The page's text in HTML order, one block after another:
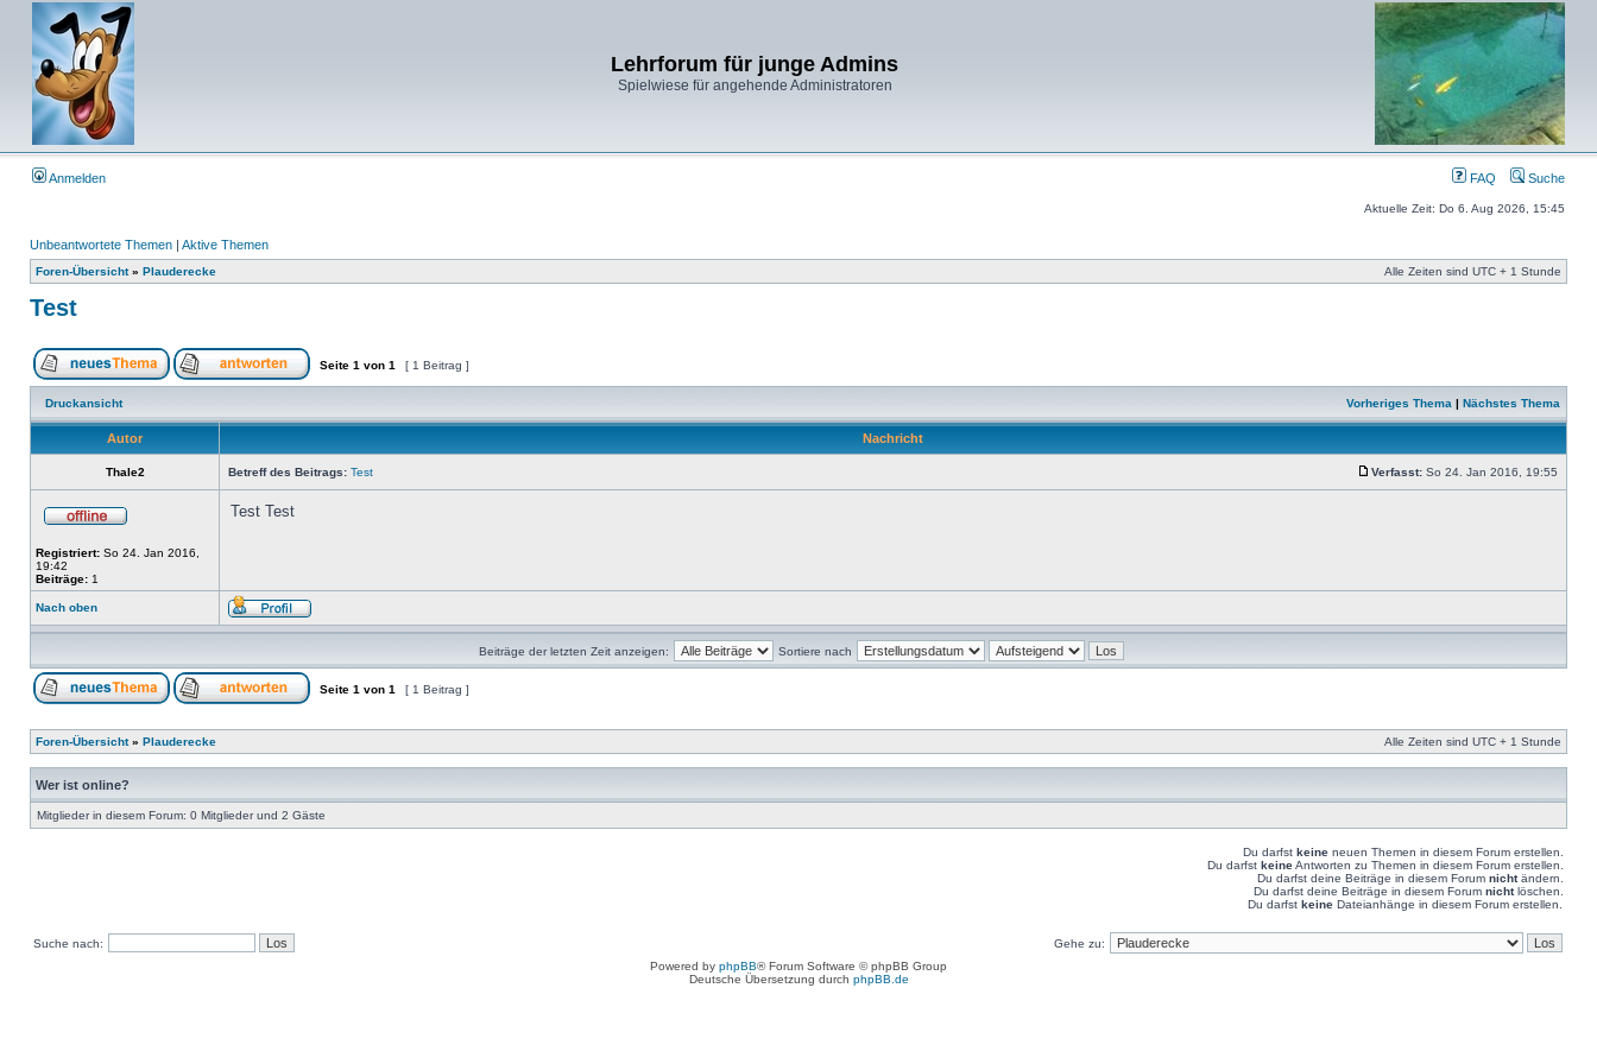
Lehrforum für junge Admins
Spielwiese für angehende Administratoren
Anmelden FAQ Suche
Aktuelle Zeit: Do 6. Aug 2026, 15:45
Unbeantwortete Themen | Aktive Themen
Foren-Übersicht» Plauderecke Alle Zeiten sind UTC + 1 Stunde
Test
Seite 1 von 1 [ 1 Beitrag ]
Druckansicht Vorheriges Thema | Nächstes Thema
Autor Nachricht
Thale2 Betreff des Beitrags: Test Verfasst: So 24. Jan 2016, 19:55
Registriert: So 24. Jan 2016,
19:42
Beiträge: 1
Test Test
Nach oben
Beiträge der letzten Zeit anzeigen: Sortiere nach
Seite 1 von 1 [ 1 Beitrag ]
Foren-Übersicht» Plauderecke Alle Zeiten sind UTC + 1 Stunde
Wer ist online?
Mitglieder in diesem Forum: 0 Mitglieder und 2 Gäste
Du darfst keine neuen Themen in diesem Forum erstellen.
Du darfst keineAntworten zu Themen in diesem Forum erstellen.
Du darfst deine Beiträge in diesem Forum nichtändern.
Du darfst deine Beiträge in diesem Forum nichtlöschen.
Du darfst keine Dateianhänge in diesem Forum erstellen.
Suche nach:
Gehe zu:
Powered by phpBB® Forum Software © phpBB Group
Deutsche Übersetzung durch phpBB.de